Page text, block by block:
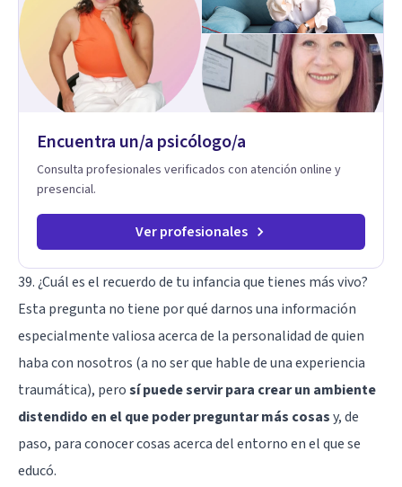
Encuentra un/a psicólogo/a
Consulta profesionales verificados con atención online y
presencial.
Ver profesionales
39. ¿Cuál es el recuerdo de tu infancia que tienes más vivo?
Esta pregunta no tiene por qué darnos una información
especialmente valiosa acerca de la personalidad de quien
haba con nosotros (a no ser que hable de una experiencia
traumática), perosí puede servir para crear un ambiente
distendido en el que poder preguntar más cosasy, de
paso, para conocer cosas acerca del entorno en el que se
educó.